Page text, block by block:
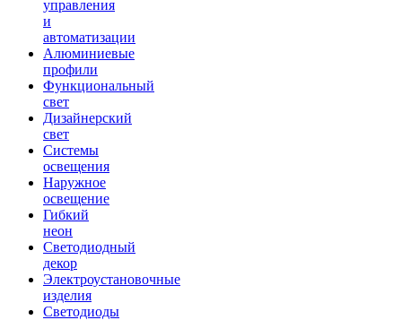
управления
и
автоматизации
Алюминиевые
профили
Функциональный
свет
Дизайнерский
свет
Системы
освещения
Наружное
освещение
Гибкий
неон
Светодиодный
декор
Электроустановочные
изделия
Светодиоды